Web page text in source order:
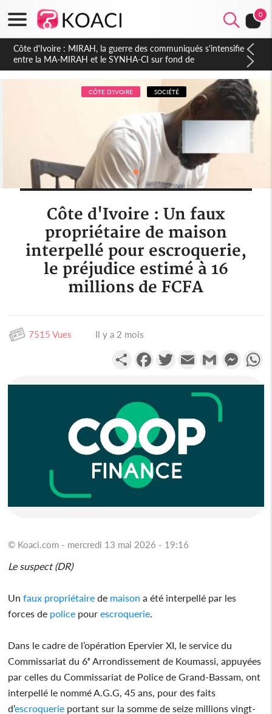
0
Côte d'Ivoire : Indépendance 2026, Thiam plaide pour un
environnement démocratique plus apaisé
CÔTE D'IVOIRE SOCIÉTÉ
Côte d'Ivoire : Un faux
propriétaire de maison
interpellé pour escroquerie,
le préjudice estimé à 16
millions de FCFA
7515 Vues Il y a 2 mois
PartagerFacebookTwitterEmail Gmail
© Koaci.com - mercredi 13 mai 2026 - 19:16
Le suspect (DR)
Unfaux propriétaire de maison a été interpellé par les
forces de police pourescroquerie
Dans le cadre de l’opération Epervier XI, le service du
Commissariat du 6ᵉ Arrondissement de Koumassi, appuyées
par celles du Commissariat de Police de Grand-Bassam, ont
interpellé le nommé A.G.G, 45 ans, pour des faits
d’escroquerie portant sur la somme de seize millions vingt-